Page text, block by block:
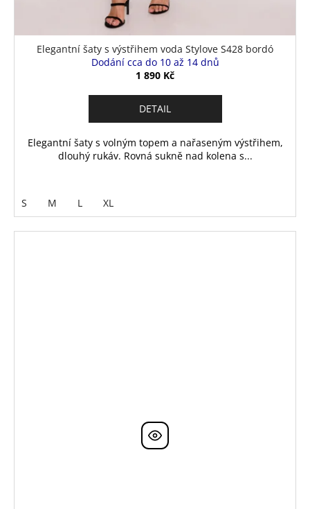
Elegantní šaty s výstřihem voda Stylove S428 bordó
Dodání cca do 10 až 14 dnů
1 890 Kč
DETAIL
Elegantní šaty s volným topem a nařaseným výstřihem,
dlouhý rukáv. Rovná sukně nad kolena s...
S M L XL